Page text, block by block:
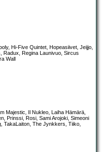
Hi-Five Quintet, Hopeasiivet, Jeijjo,
Radux, Regina Launivuo, Sircus
Wall
Majestic, Il Nukleo, Laiha Hämärä,
Prinssi, Rosi, Sami Arojoki, Simeoni
TakaLaiton, The Jynkkers, Tiiko,